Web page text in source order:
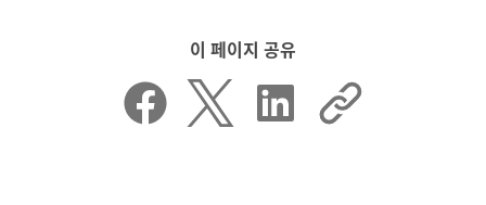
이 페이지 공유